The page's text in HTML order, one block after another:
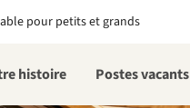
pour petits et grands
histoire Postes vacants